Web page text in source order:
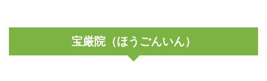
宝厳院（ほうごんいん）